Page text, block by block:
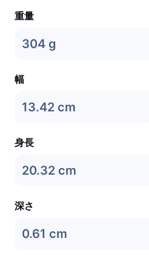
重量
304 g
幅
13.42 cm
身長
20.32 cm
深さ
0.61 cm